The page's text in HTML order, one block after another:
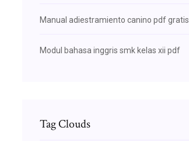
Manual adiestramiento canino pdf gratis
Modul bahasa inggris smk kelas xii pdf
Tag Clouds